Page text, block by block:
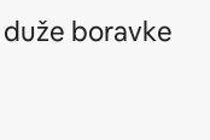
boravke